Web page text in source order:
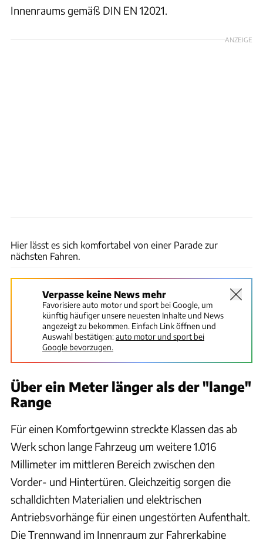
Innenraums gemäß DIN EN 12021.
ANZEIGE
Hier lässt es sich komfortabel von einer Parade zur
nächsten Fahren.
Verpasse keine News mehr
Favorisiere auto motor und sport bei Google, um
künftig häufiger unsere neuesten Inhalte und News
angezeigt zu bekommen. Einfach Link öffnen und
Auswahl bestätigen:auto motor und sport bei
Google bevorzugen.
Über ein Meter länger als der "lange"
Range
Für einen Komfortgewinn streckte Klassen das ab
Werk schon lange Fahrzeug um weitere 1.016
Millimeter im mittleren Bereich zwischen den
Vorder- und Hintertüren. Gleichzeitig sorgen die
schalldichten Materialien und elektrischen
Antriebsvorhänge für einen ungestörten Aufenthalt.
Die Trennwand im Innenraum zur Fahrerkabine